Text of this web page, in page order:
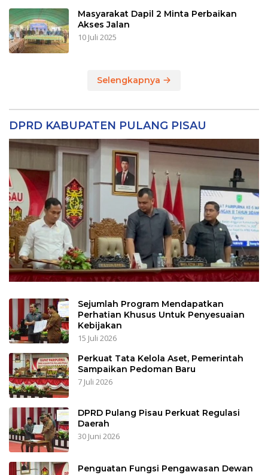
Masyarakat Dapil 2 Minta Perbaikan
Akses Jalan
10 Juli 2025
Selengkapnya
DPRD KABUPATEN PULANG PISAU
Sejumlah Program Mendapatkan
Perhatian Khusus Untuk Penyesuaian
Kebijakan
15 Juli 2026
Perkuat Tata Kelola Aset, Pemerintah
Sampaikan Pedoman Baru
7 Juli 2026
DPRD Pulang Pisau Perkuat Regulasi
Daerah
30 Juni 2026
Penguatan Fungsi Pengawasan Dewan